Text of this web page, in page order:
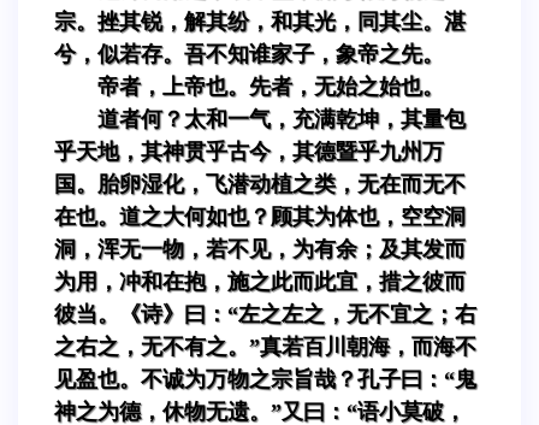
宗。挫其锐，解其纷，和其光，同其尘。湛
兮，似若存。吾不知谁家子，象帝之先。
帝者，上帝也。先者，无始之始也。
道者何？太和一气，充满乾坤，其量包
乎天地，其神贯乎古今，其德暨乎九州万
国。胎卵湿化，飞潜动植之类，无在而无不
在也。道之大何如也？顾其为体也，空空洞
洞，浑无一物，若不见，为有余；及其发而
为用，冲和在抱，施之此而此宜，措之彼而
彼当。《诗》曰：“左之左之，无不宜之；右
之右之，无不有之。”真若百川朝海，而海不
见盈也。不诚为万物之宗旨哉？孔子曰：“鬼
神之为德，休物无遗。”又曰：“语小莫破，